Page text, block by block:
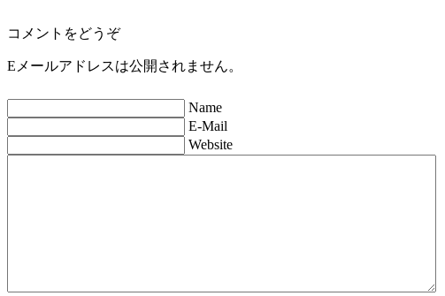
コメントをどうぞ
Eメールアドレスは公開されません。
Name
E-Mail
Website